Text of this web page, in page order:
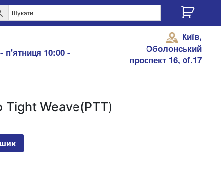
п'ятниця 10:00 -
Київ,
Оболонський
проспект 16, of.17
Weave(PTT)